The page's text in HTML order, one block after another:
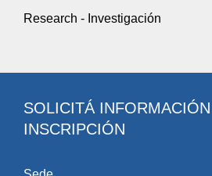
Research - Investigación
SOLICITÁ
INSCRIPCIÓN